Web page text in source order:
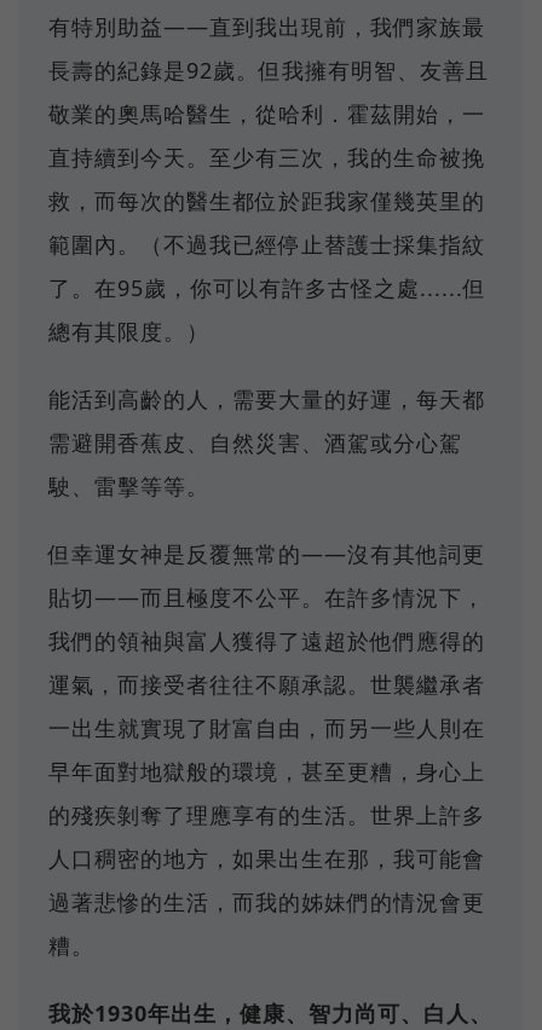
有特別助益——直到我出現前，我們家族最
長壽的紀錄是92歲。但我擁有明智、友善且
敬業的奧馬哈醫生，從哈利．霍茲開始，一
直持續到今天。至少有三次，我的生命被挽
救，而每次的醫生都位於距我家僅幾英里的
範圍內。（不過我已經停止替護士採集指紋
了。在95歲，你可以有許多古怪之處......但
總有其限度。）
能活到高齡的人，需要大量的好運，每天都
需避開香蕉皮、自然災害、酒駕或分心駕
駛、雷擊等等。
但幸運女神是反覆無常的——沒有其他詞更
貼切——而且極度不公平。在許多情況下，
我們的領袖與富人獲得了遠超於他們應得的
運氣，而接受者往往不願承認。世襲繼承者
一出生就實現了財富自由，而另一些人則在
早年面對地獄般的環境，甚至更糟，身心上
的殘疾剝奪了理應享有的生活。世界上許多
人口稠密的地方，如果出生在那，我可能會
過著悲慘的生活，而我的姊妹們的情況會更
糟。
我於1930年出生，健康、智力尚可、白人、